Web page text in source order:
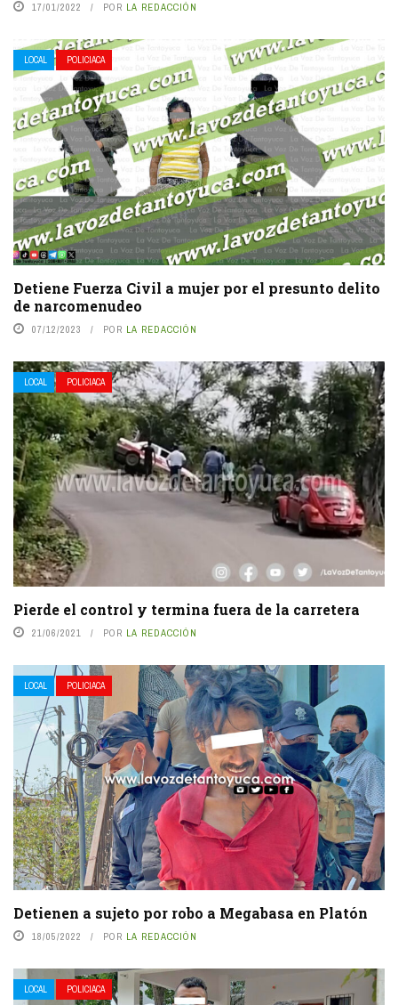
17/01/2022 POR LA REDACCIÓN
LOCAL POLICIACA
Detiene Fuerza Civil a mujer por el presunto delito
de narcomenudeo
07/12/2023 POR LA REDACCIÓN
LOCAL POLICIACA
Pierde el control y termina fuera de la carretera
21/06/2021 POR LA REDACCIÓN
LOCAL POLICIACA
Detienen a sujeto por robo a Megabasa en Platón
18/05/2022 POR LA REDACCIÓN
LOCAL POLICIACA